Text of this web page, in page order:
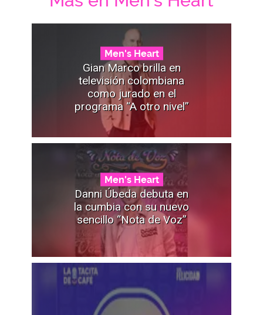
Men's Heart
Gian Marco brilla en
televisión colombiana
como jurado en el
programa “A otro nivel”
Men's Heart
Danni Úbeda debuta en
la cumbia con su nuevo
sencillo “Nota de Voz”